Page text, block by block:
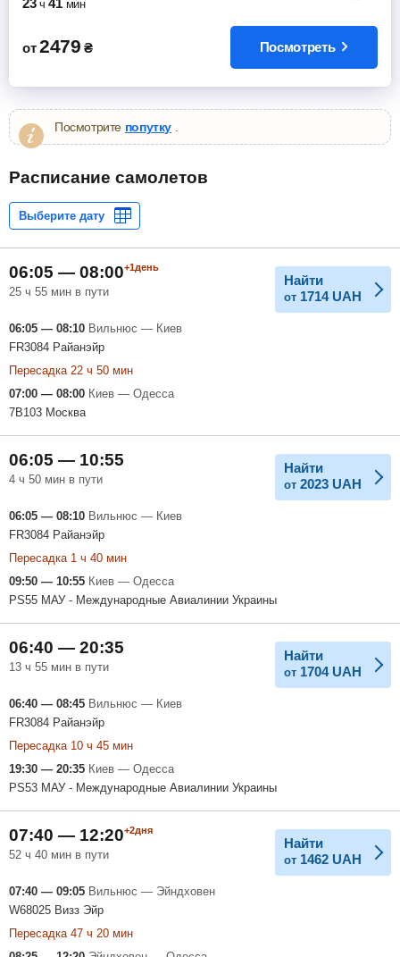
ч мин
от 2479 ₴ Посмотреть
Посмотрите попутку.
Расписание самолетов
06:05 — 08:00+1день
25 ч 55 мин в пути
Найти
от 1714 UAH
06:05 — 08:10 Вильнюс — Киев
FR3084 Райанэйр
Пересадка 22 ч 50 мин
07:00 — 08:00 Киев — Одесса
7B103 Москва
06:05 — 10:55
4 ч 50 мин в пути
Найти
от 2023 UAH
06:05 — 08:10 Вильнюс — Киев
FR3084 Райанэйр
Пересадка 1 ч 40 мин
09:50 — 10:55 Киев — Одесса
PS55 МАУ - Международные Авиалинии Украины
06:40 — 20:35
13 ч 55 мин в пути
Найти
от 1704 UAH
06:40 — 08:45 Вильнюс — Киев
FR3084 Райанэйр
Пересадка 10 ч 45 мин
19:30 — 20:35 Киев — Одесса
PS53 МАУ - Международные Авиалинии Украины
07:40 — 12:20+2дня
52 ч 40 мин в пути
Найти
от 1462 UAH
07:40 — 09:05 Вильнюс — Эйндховен
W68025 Визз Эйр
Пересадка 47 ч 20 мин